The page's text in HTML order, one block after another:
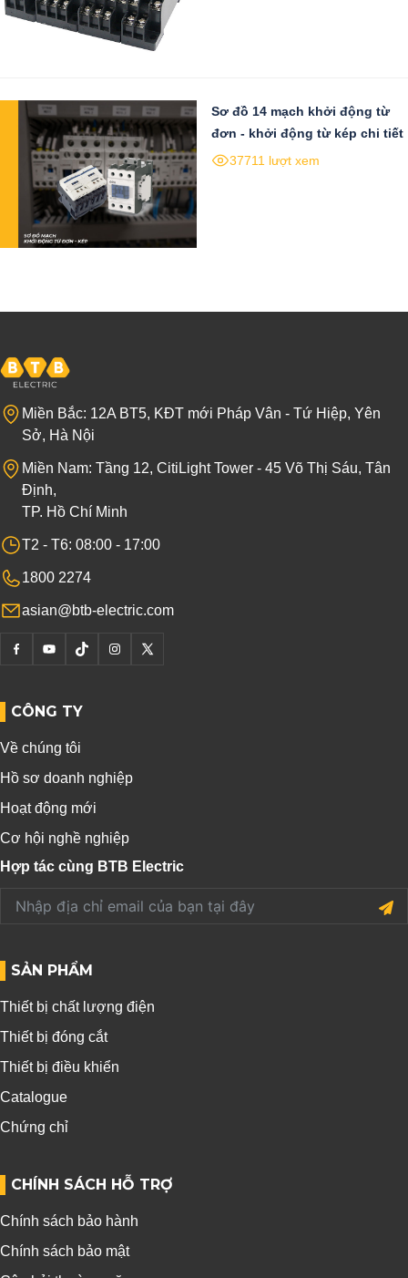
Sơ đồ 14 mạch khởi động từ
đơn - khởi động từ kép chi tiết
37711 lượt xem
Miền Bắc: 12A BT5, KĐT mới Pháp Vân - Tứ Hiệp, Yên
Sở, Hà Nội
Miền Nam: Tầng 12, CitiLight Tower - 45 Võ Thị Sáu, Tân
Định,
TP. Hồ Chí Minh
T2 - T6: 08:00 - 17:00
1800 2274
asian@btb-electric.com
CÔNG TY
Về chúng tôi
Hồ sơ doanh nghiệp
Hoạt động mới
Cơ hội nghề nghiệp
Hợp tác cùng BTB Electric
SẢN PHẨM
Thiết bị chất lượng điện
Thiết bị đóng cắt
Thiết bị điều khiển
Catalogue
Chứng chỉ
CHÍNH SÁCH HỖ TRỢ
Chính sách bảo hành
Chính sách bảo mật